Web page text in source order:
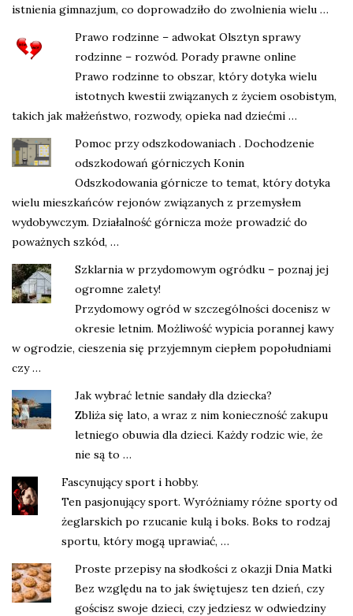
istnienia gimnazjum, co doprowadziło do zwolnienia wielu …
Prawo rodzinne – adwokat Olsztyn sprawy
rodzinne – rozwód. Porady prawne online
Prawo rodzinne to obszar, który dotyka wielu
istotnych kwestii związanych z życiem osobistym,
takich jak małżeństwo, rozwody, opieka nad dziećmi …
Pomoc przy odszkodowaniach . Dochodzenie
odszkodowań górniczych Konin
Odszkodowania górnicze to temat, który dotyka
wielu mieszkańców rejonów związanych z przemysłem
wydobywczym. Działalność górnicza może prowadzić do
poważnych szkód, …
Szklarnia w przydomowym ogródku – poznaj jej
ogromne zalety!
Przydomowy ogród w szczególności docenisz w
okresie letnim. Możliwość wypicia porannej kawy
w ogrodzie, cieszenia się przyjemnym ciepłem popołudniami
czy …
Jak wybrać letnie sandały dla dziecka?
Zbliża się lato, a wraz z nim konieczność zakupu
letniego obuwia dla dzieci. Każdy rodzic wie, że
nie są to …
Fascynujący sport i hobby.
Ten pasjonujący sport. Wyróżniamy różne sporty od
żeglarskich po rzucanie kulą i boks. Boks to rodzaj
sportu, który mogą uprawiać, …
Proste przepisy na słodkości z okazji Dnia Matki
Bez względu na to jak świętujesz ten dzień, czy
gościsz swoje dzieci, czy jedziesz w odwiedziny